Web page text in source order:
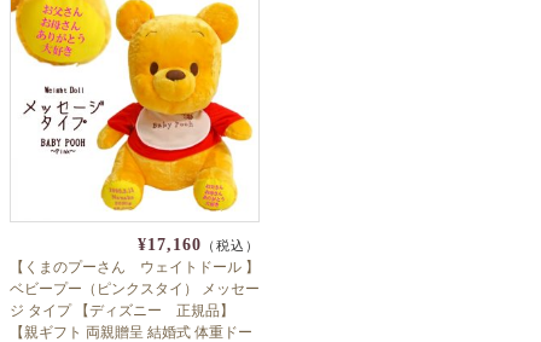
¥17,160 （税込）
【くまのプーさん ウェイトドール 】
ベビープー（ピンクスタイ） メッセー
ジ タイプ 【ディズニー 正規品】
【親ギフト 両親贈呈 結婚式 体重ドー